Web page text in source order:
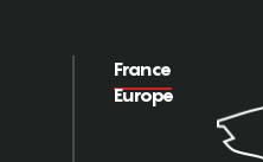
France
Europe